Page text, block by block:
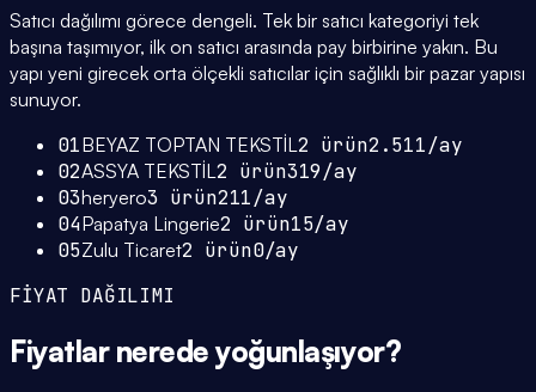
Satıcı dağılımı görece dengeli. Tek bir satıcı kategoriyi tek
başına taşımıyor, ilk on satıcı arasında pay birbirine yakın. Bu
yapı yeni girecek orta ölçekli satıcılar için sağlıklı bir pazar yapısı
sunuyor.
01BEYAZ TOPTAN TEKSTİL2 ürün2.511/ay
02ASSYA TEKSTİL2 ürün319/ay
03heryero3 ürün211/ay
04Papatya Lingerie2 ürün15/ay
05Zulu Ticaret2 ürün0/ay
FİYAT DAĞILIMI
Fiyatlar nerede yoğunlaşıyor?